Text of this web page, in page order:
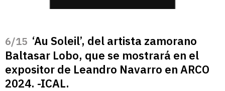
/15 ‘Au Soleil’, del artista zamorano
Baltasar Lobo, que se mostrará en el
expositor de Leandro Navarro en ARCO
2024. -ICAL.